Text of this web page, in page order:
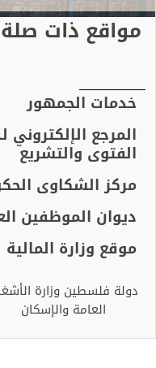
ذات صلة
الجمهور
الإلكتروني لديوان
والتشريع
الشكاوى الحكومي
الموظفين العام
وزارة المالية
فلسطين وزارة الأشغال
العامة والإسكان